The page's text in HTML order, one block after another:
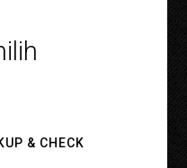
& CHECK